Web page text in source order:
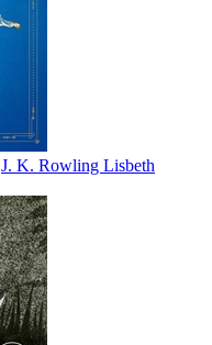
J. K. Rowling Lisbeth